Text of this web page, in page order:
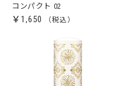
コンパクト 02
￥1,650